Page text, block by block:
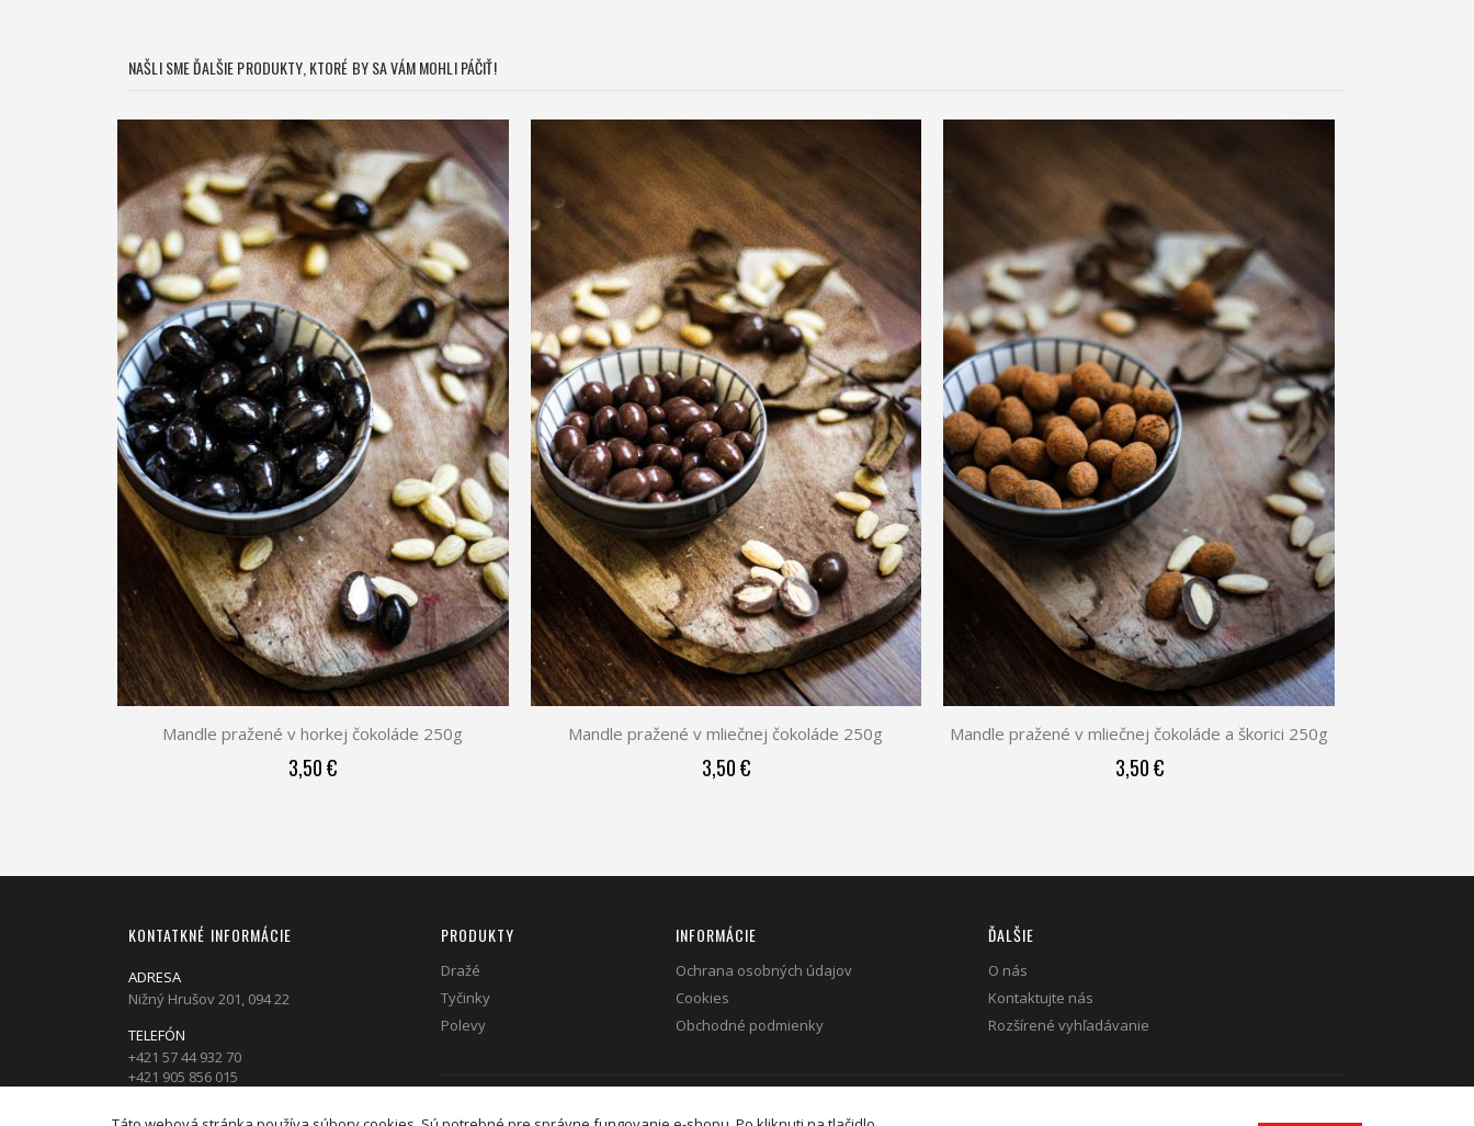
NAŠLI SME ĎALŠIE PRODUKTY, KTORÉ BY SA VÁM MOHLI PÁČIŤ!
Mandle pražené v horkej čokoláde 250g
3,50 €
Mandle pražené v mliečnej čokoláde 250g
3,50 €
Mandle pražené v mliečnej čokoláde a škorici 250g
3,50 €
KONTATKNÉ INFORMÁCIE
ADRESA
Nižný Hrušov 201, 094 22
TELEFÓN
+421 57 44 932 70
+421 905 856 015
PRODUKTY
Dražé
Tyčinky
Polevy
INFORMÁCIE
Ochrana osobných údajov
Cookies
Obchodné podmienky
ĎALŠIE
O nás
Kontaktujte nás
Rozšírené vyhľadávanie